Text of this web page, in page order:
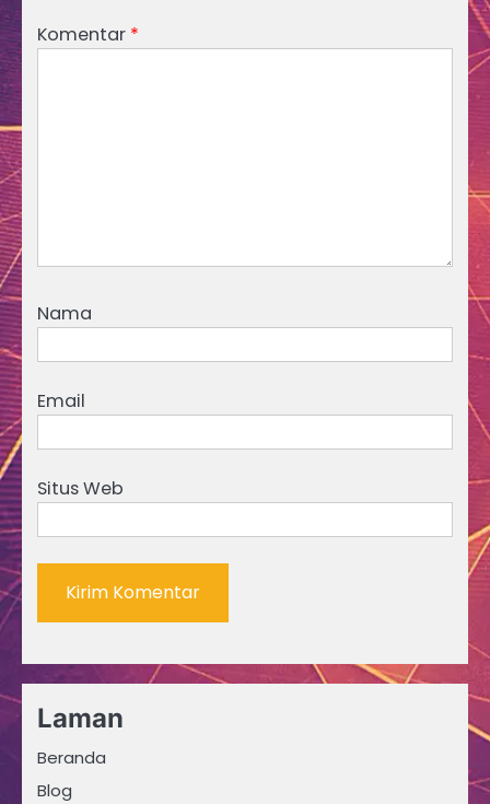
Komentar *
Nama
Email
Situs Web
Laman
Beranda
Blog